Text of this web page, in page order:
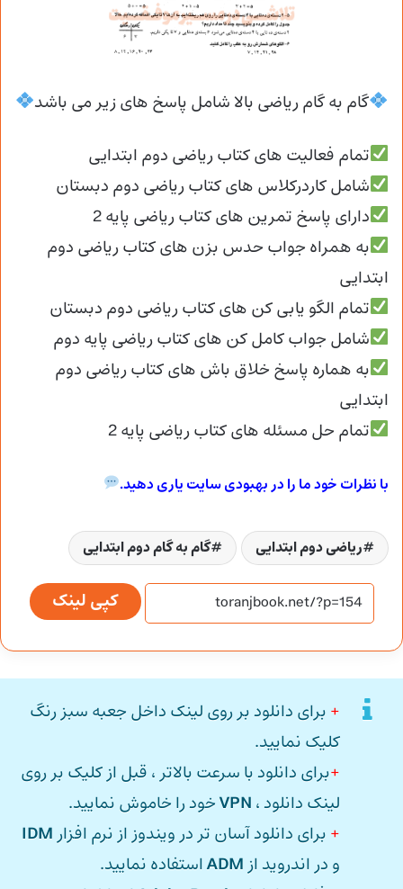
گام به گام ریاضی بالا شامل پاسخ های زیر می باشد
تمام فعالیت های کتاب ریاضی دوم ابتدایی
شامل کاردرکلاس های کتاب ریاضی دوم دبستان
دارای پاسخ تمرین های کتاب ریاضی پایه 2
به همراه جواب حدس بزن های کتاب ریاضی دوم
ابتدایی
تمام الگو یابی کن های کتاب ریاضی دوم دبستان
شامل جواب کامل کن های کتاب ریاضی پایه دوم
به هماره پاسخ خلاق باش های کتاب ریاضی دوم
ابتدایی
تمام حل مسئله های کتاب ریاضی پایه 2
با نظرات خود ما را در بهبودی سایت یاری دهید.
ریاضی دوم ابتدایی گام به گام دوم ابتدایی
کپی لینک
+ برای دانلود بر روی لینک داخل جعبه سبز رنگ
کلیک نمایید.
+برای دانلود با سرعت بالاتر ، قبل از کلیک بر روی
لینک دانلود ، VPNخود را خاموش نمایید.
+ برای دانلود آسان تر در ویندوز از نرم افزار IDM
و در اندروید از ADMاستفاده نمایید.